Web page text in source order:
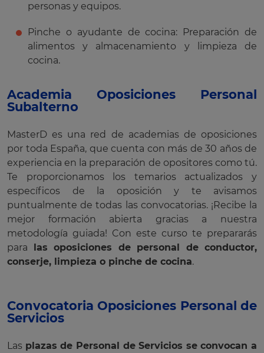
personas y equipos.
Pinche o ayudante de cocina: Preparación de
alimentos y almacenamiento y limpieza de
cocina.
Academia Oposiciones Personal
Subalterno
MasterD es una red de academias de oposiciones
por toda España, que cuenta con más de 30 años de
experiencia en la preparación de opositores como tú.
Te proporcionamos los temarios actualizados y
específicos de la oposición y te avisamos
puntualmente de todas las convocatorias. ¡Recibe la
mejor formación abierta gracias a nuestra
metodología guiada! Con este curso te prepararás
para las oposiciones de personal de conductor,
conserje, limpieza o pinche de cocina.
Convocatoria Oposiciones Personal de
Servicios
Las plazas de Personal de Servicios se convocan a